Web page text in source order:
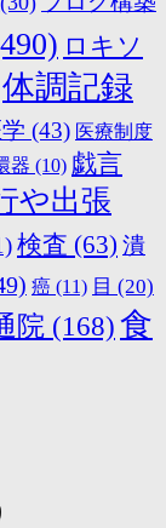
ロキソ
体調記録
(43) 医療制度
器 (10) 戯言
や出張
検査 (63) 潰
癌 (11) 目 (20)
院 (168)食